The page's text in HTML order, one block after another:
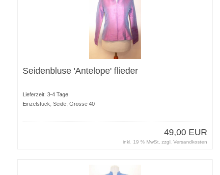
Seidenbluse 'Antelope' flieder
Lieferzeit: 3-4 Tage
Einzelstück, Seide, Grösse 40
49,00 EUR
inkl. 19 % MwSt. zzgl. Versandkosten